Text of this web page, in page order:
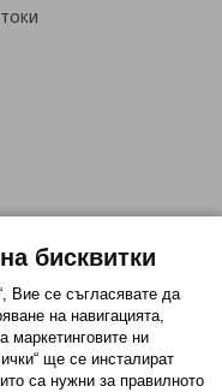
бисквитки
Вие се съгласявате да
на навигацията,
маркетинговите ни
ще се инсталират
са нужни за правилното